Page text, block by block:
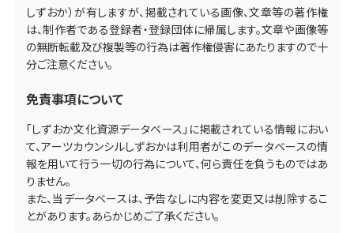
しずおか）が有しますが、掲載されている画像、文章等の著作権
は、制作者である登録者・登録団体に帰属します。文章や画像等
の無断転載及び複製等の行為は著作権侵害にあたりますので十
分ご注意ください。
免責事項について
「しずおか文化資源データベース」に掲載されている情報におい
て、アーツカウンシルしずおかは利用者がこのデータベースの情
報を用いて行う一切の行為について、何ら責任を負うものではあ
りません。
また、当データベースは、予告なしに内容を変更又は削除するこ
とがあります。あらかじめご了承ください。